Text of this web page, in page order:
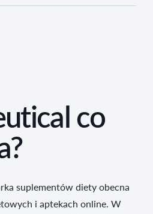
co
suplementów diety obecna
i aptekach online. W